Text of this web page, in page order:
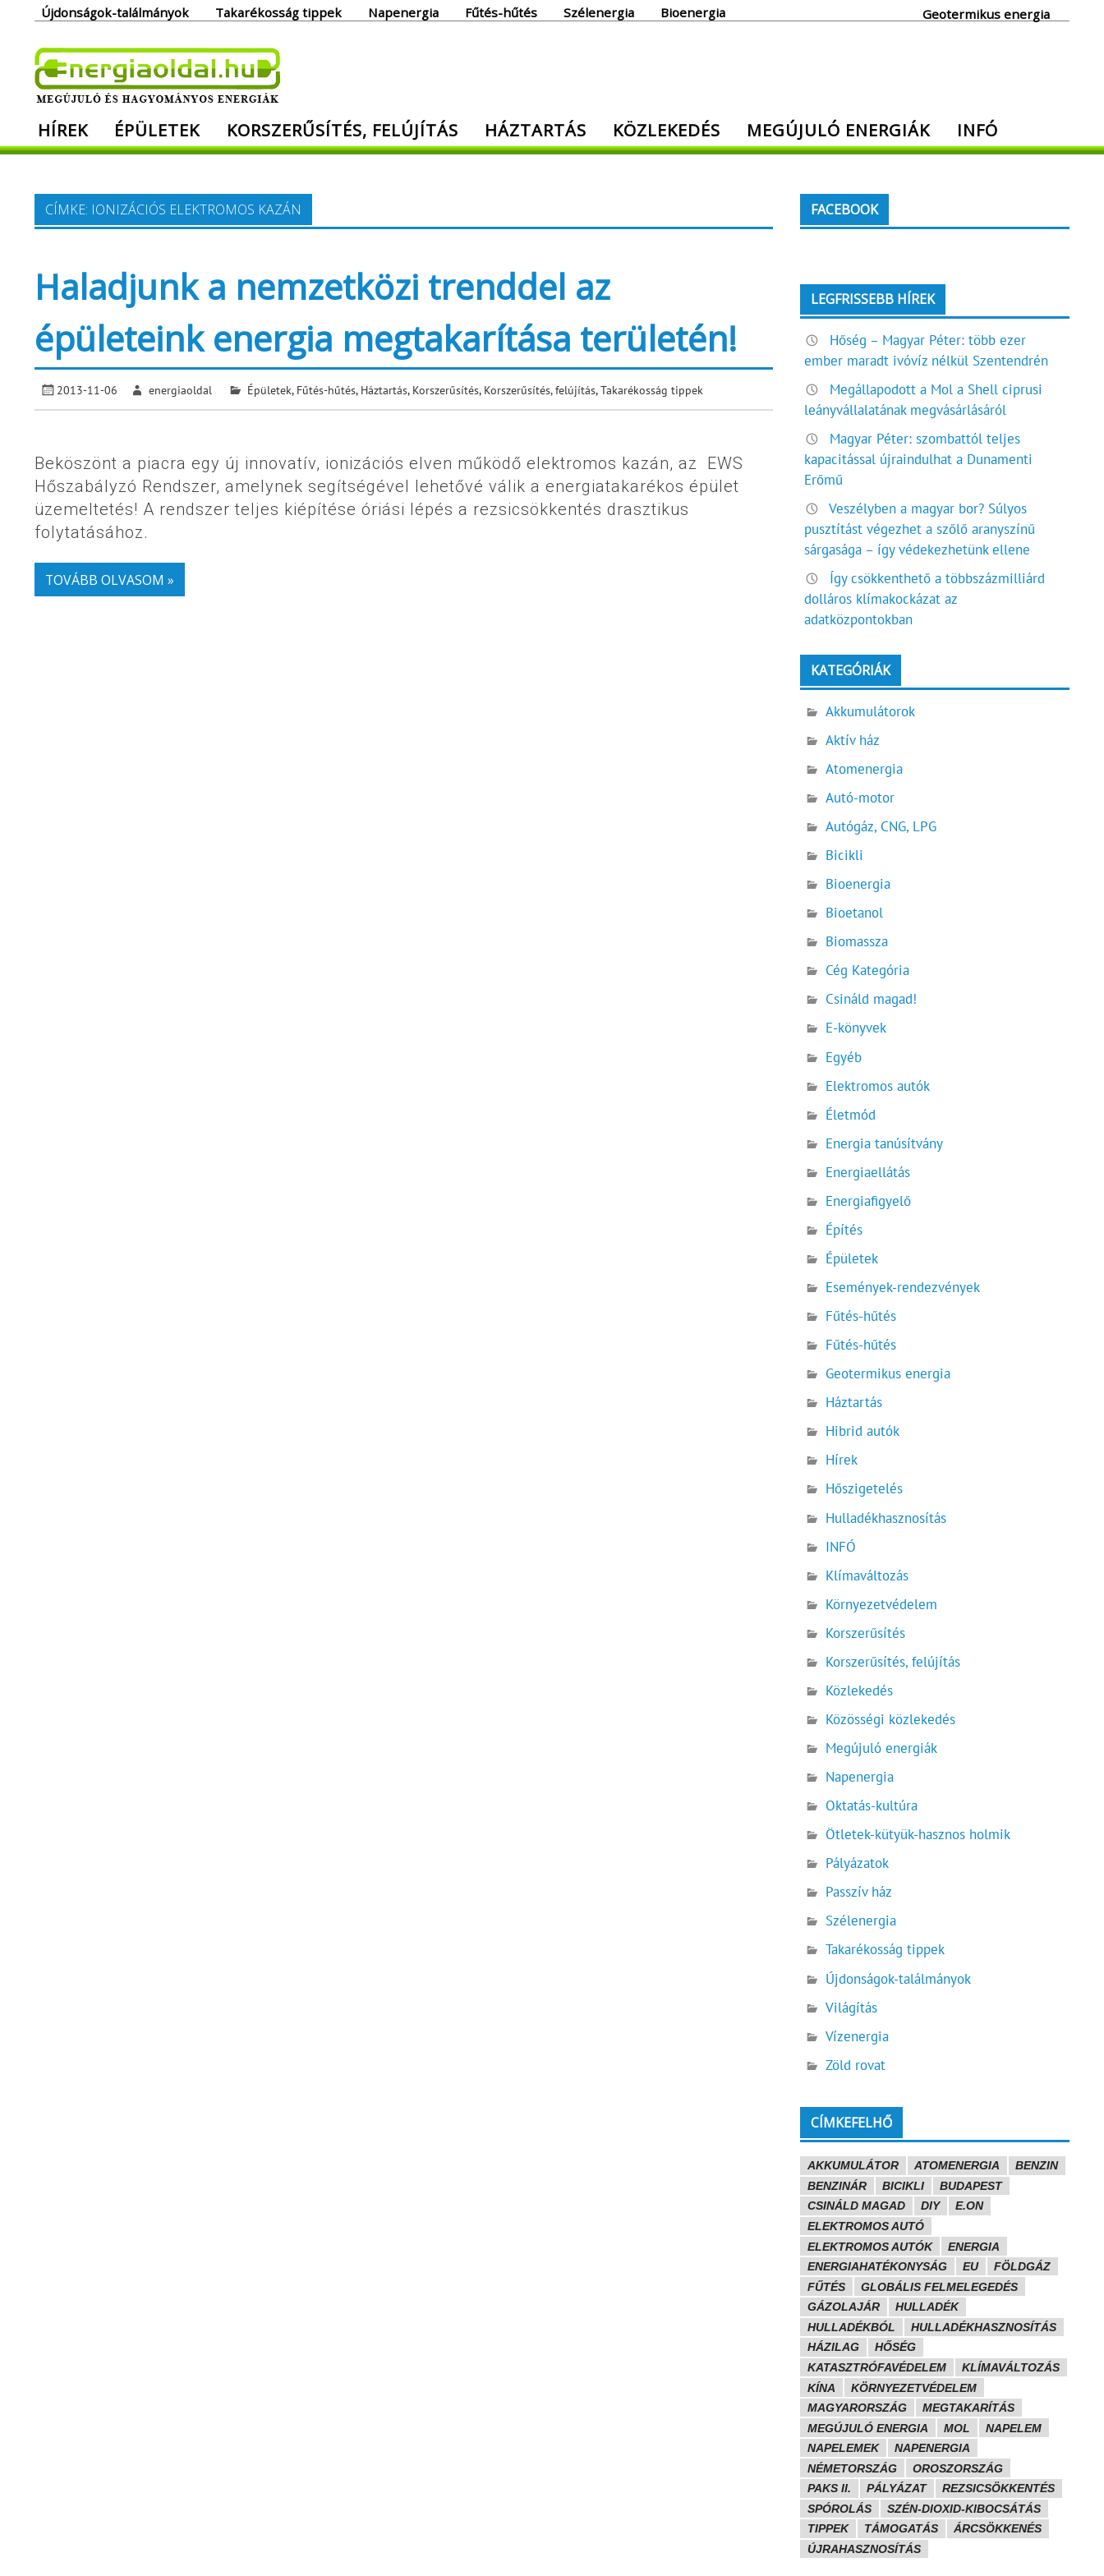
Újdonságok-találmányok Takarékosság tippek Napenergia Fűtés-hűtés Szélenergia Bioenergia Geotermikus energia
Megújuló és hagyományos energiák. Minden, ami energia!
HÍREK ÉPÜLETEK KORSZERŰSÍTÉS, FELÚJÍTÁS HÁZTARTÁS KÖZLEKEDÉS MEGÚJULÓ ENERGIÁK INFÓ
CÍMKE: IONIZÁCIÓS ELEKTROMOS KAZÁN
Haladjunk a nemzetközi trenddel az
épületeink energia megtakarítása területén!
2013-11-06 energiaoldal Épületek, Fűtés-hűtés, Háztartás, Korszerűsítés, Korszerűsítés, felújítás,Takarékosság tippek
Beköszönt a piacra egy új innovatív, ionizációs elven működő elektromos kazán, az EWS
Hőszabályzó Rendszer, amelynek segítségével lehetővé válik a energiatakarékos épület
üzemeltetés! A rendszer teljes kiépítése óriási lépés a rezsicsökkentés drasztikus
folytatásához.
TOVÁBB OLVASOM »
FACEBOOK
LEGFRISSEBB HÍREK
Hőség – Magyar Péter: több ezer
ember maradt ivóvíz nélkül Szentendrén
Megállapodott a Mol a Shell ciprusi
leányvállalatának megvásárlásáról
Magyar Péter: szombattól teljes
kapacitással újraindulhat a Dunamenti
Erőmű
Veszélyben a magyar bor? Súlyos
pusztítást végezhet a szőlő aranyszínű
sárgasága – így védekezhetünk ellene
Így csökkenthető a többszázmilliárd
dolláros klímakockázat az
adatközpontokban
KATEGÓRIÁK
Akkumulátorok
Aktív ház
Atomenergia
Autó-motor
Autógáz, CNG, LPG
Bicikli
Bioenergia
Bioetanol
Biomassza
Cég Kategória
Csináld magad!
E-könyvek
Egyéb
Elektromos autók
Életmód
Energia tanúsítvány
Energiaellátás
Energiafigyelő
Építés
Épületek
Események-rendezvények
Fűtés-hűtés
Fűtés-hűtés
Geotermikus energia
Háztartás
Hibrid autók
Hírek
Hőszigetelés
Hulladékhasznosítás
INFÓ
Klímaváltozás
Környezetvédelem
Korszerűsítés
Korszerűsítés, felújítás
Közlekedés
Közösségi közlekedés
Megújuló energiák
Napenergia
Oktatás-kultúra
Ötletek-kütyük-hasznos holmik
Pályázatok
Passzív ház
Szélenergia
Takarékosság tippek
Újdonságok-találmányok
Világítás
Vízenergia
Zöld rovat
CÍMKEFELHŐ
AKKUMULÁTOR ATOMENERGIA
BENZIN
BENZINÁR
BICIKLI
BUDAPEST
CSINÁLD MAGAD
DIY
E.ON
ELEKTROMOS AUTÓ
ELEKTROMOS AUTÓK
ENERGIA
ENERGIAHATÉKONYSÁG
EU
FÖLDGÁZ
FŰTÉS
GLOBÁLIS FELMELEGEDÉS
GÁZOLAJÁR
HULLADÉK
HULLADÉKBÓL
HULLADÉKHASZNOSÍTÁS
HÁZILAG
HŐSÉG
KATASZTRÓFAVÉDELEM
KLÍMAVÁLTOZÁS
KÍNA
KÖRNYEZETVÉDELEM
MAGYARORSZÁG
MEGTAKARÍTÁS
MEGÚJULÓ ENERGIA
MOL
NAPELEM
NAPELEMEK
NAPENERGIA
NÉMETORSZÁG
OROSZORSZÁG
PAKS II.
PÁLYÁZAT
REZSICSÖKKENTÉS
SPÓROLÁS
SZÉN-DIOXID-KIBOCSÁTÁS
TIPPEK
TÁMOGATÁS
ÁRCSÖKKENÉS
ÚJRAHASZNOSÍTÁS